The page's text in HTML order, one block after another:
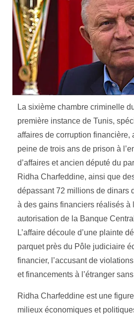
La sixième chambre criminelle
première instance de Tunis,
affaires de corruption financière,
peine de trois ans de prison à
d’affaires et ancien député du
Ridha Charfeddine, ainsi que
dépassant 72 millions de dinars
à des gains financiers réalisés à
autorisation de la Banque
L’affaire découle d’une plainte
parquet près du Pôle judiciaire
financier, l’accusant de
et financements à l’étranger
Ridha Charfeddine est une
milieux économiques et